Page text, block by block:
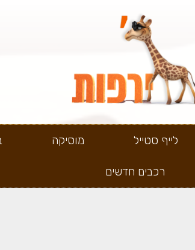
לייף סטייל מוסיקה
רכבים חדשים